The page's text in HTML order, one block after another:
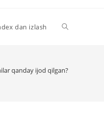
dan izlash
qanday ijod qilgan?